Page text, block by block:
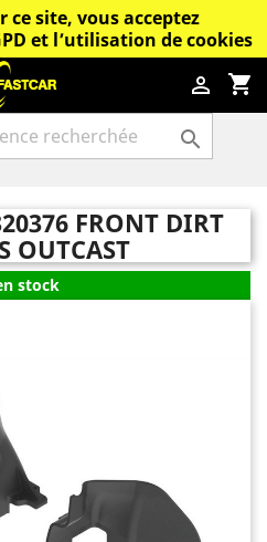
ce site, vous acceptez
et l’utilisation de cookies
shopping_cart


FRONT DIRT
OUTCAST
stock